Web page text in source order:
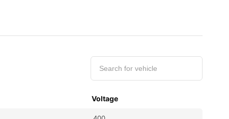
Voltage